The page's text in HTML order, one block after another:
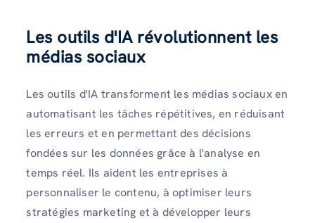
Les outils d'IA révolutionnent les
médias sociaux
Les outils d'IA transforment les médias sociaux en
automatisant les tâches répétitives, en réduisant
les erreurs et en permettant des décisions
fondées sur les données grâce à l'analyse en
temps réel. Ils aident les entreprises à
personnaliser le contenu, à optimiser leurs
stratégies marketing et à développer leurs